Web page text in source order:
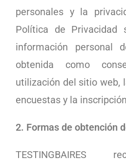
personales y la
Política de Privacidad
información personal
obtenida como
utilización del sitio web,
encuestas y la
2. Formas de obtención
TESTINGBAIRES